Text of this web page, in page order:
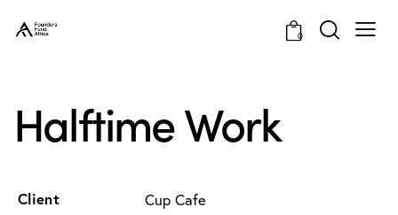
0
Halftime Work
Client Cup Cafe